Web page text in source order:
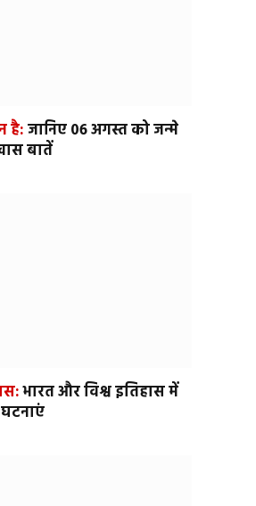
है:जानिए 06 अगस्त को जन्मे
बातें
भारत और विश्व इतिहास में